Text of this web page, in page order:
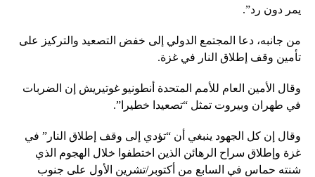
يمر دون رد”.
من جانبه، دعا المجتمع الدولي إلى خفض التصعيد والتركيز على
تأمين وقف إطلاق النار في غزة.
وقال الأمين العام للأمم المتحدة أنطونيو غوتيريش إن الضربات
في طهران وبيروت تمثل “تصعيدا خطيرا”.
وقال إن كل الجهود ينبغي أن “تؤدي إلى وقف إطلاق النار” في
غزة وإطلاق سراح الرهائن الذين اختطفوا خلال الهجوم الذي
شنته حماس في السابع من أكتوبر/تشرين الأول على جنوب